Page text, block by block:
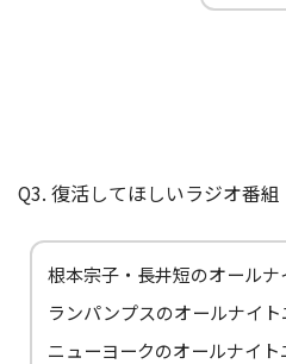
Q3. 復活してほしいラジオ番組
根本宗子・長井短のオール
ランパンプスのオールナイ
ニューヨークのオールナイト